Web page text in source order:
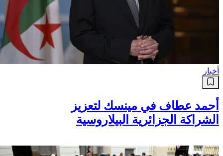
أخبار
أحمد عطاف في مينسك لتعزيز
الشراكة الجزائرية البيلاروسية